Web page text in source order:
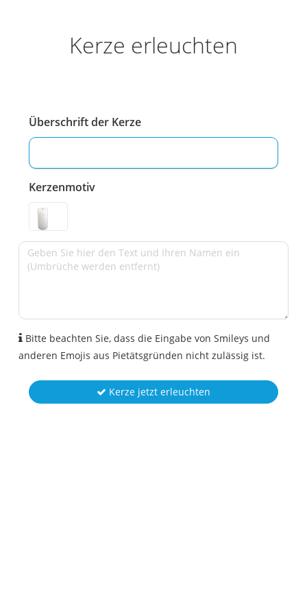
Kerze erleuchten
Überschrift der Kerze
Kerzenmotiv
Bitte beachten Sie, dass die Eingabe von Smileys und
anderen Emojis aus Pietätsgründen nicht zulässig ist.
Kerze jetzt erleuchten